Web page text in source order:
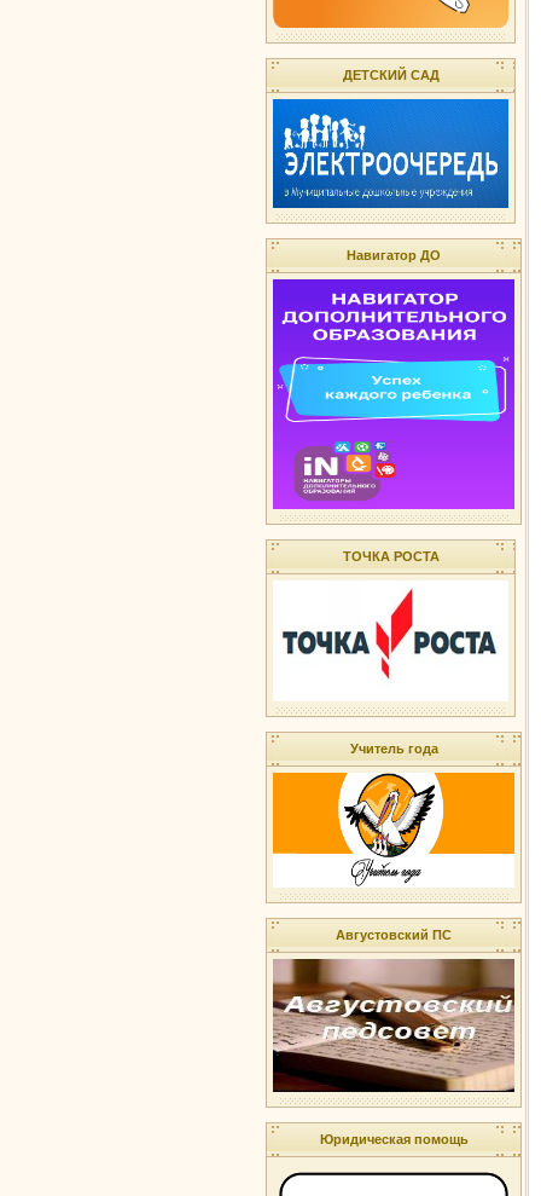
ДЕТСКИЙ САД
Навигатор ДО
ТОЧКА РОСТА
Учитель года
Августовский ПС
Юридическая помощь